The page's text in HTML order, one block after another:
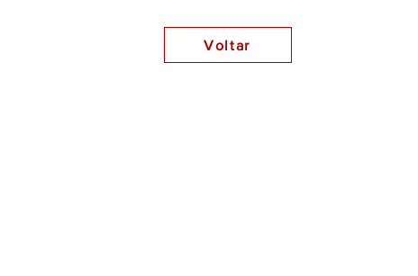
Voltar